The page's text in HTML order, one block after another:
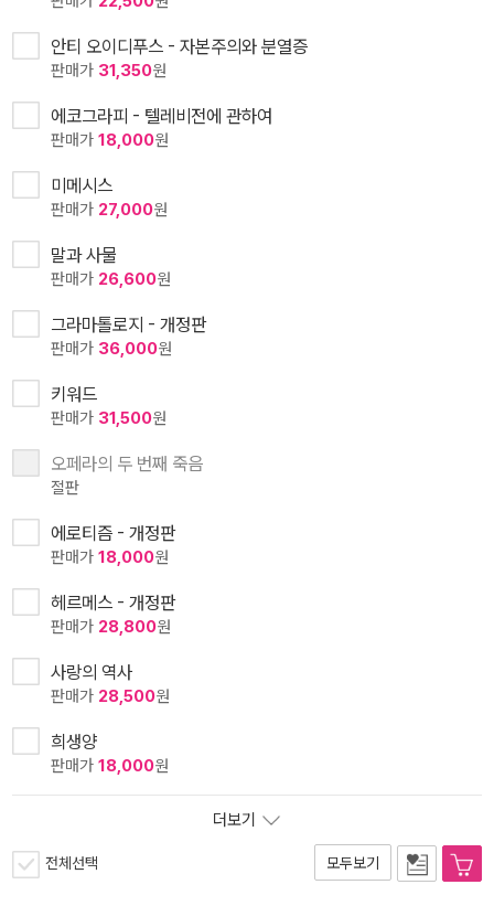
안티 오이디푸스 - 자본주의와 분열증
판매가 31,350원
에코그라피 - 텔레비전에 관하여
판매가 18,000원
미메시스
판매가 27,000원
말과 사물
판매가 26,600원
그라마톨로지 - 개정판
판매가 36,000원
키워드
판매가 31,500원
오페라의 두 번째 죽음
절판
에로티즘 - 개정판
판매가 18,000원
헤르메스 - 개정판
판매가 28,800원
사랑의 역사
판매가 28,500원
희생양
판매가 18,000원
더보기
전체선택 모두보기